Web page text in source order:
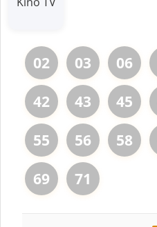
02 03 06
42
43 45
55
56 58
69
71